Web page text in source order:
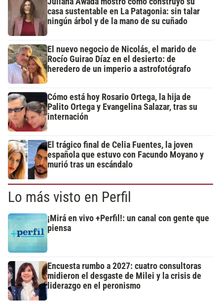
casa sustentable en La Patagonia: sin talar
ningún árbol y de la mano de su cuñado
El nuevo negocio de Nicolás, el marido de
Rocío Guirao Díaz en el desierto: de
heredero de un imperio a astrofotógrafo
Cómo está hoy Rosario Ortega, la hija de
Palito Ortega y Evangelina Salazar, tras su
internación
El trágico final de Celia Fuentes, la joven
española que estuvo con Facundo Moyano y
murió tras un escándalo
Lo más visto en Perfil
¡Mirá en vivo +Perfil!: un canal con gente que
piensa
Encuesta rumbo a 2027: cuatro consultoras
midieron el desgaste de Milei y la crisis de
liderazgo en el peronismo